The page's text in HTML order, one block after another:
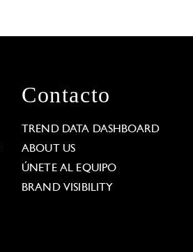
Contacto
TREND DATA DASHBOARD
ABOUT US
ÚNETE AL EQUIPO
BRAND VISIBILITY